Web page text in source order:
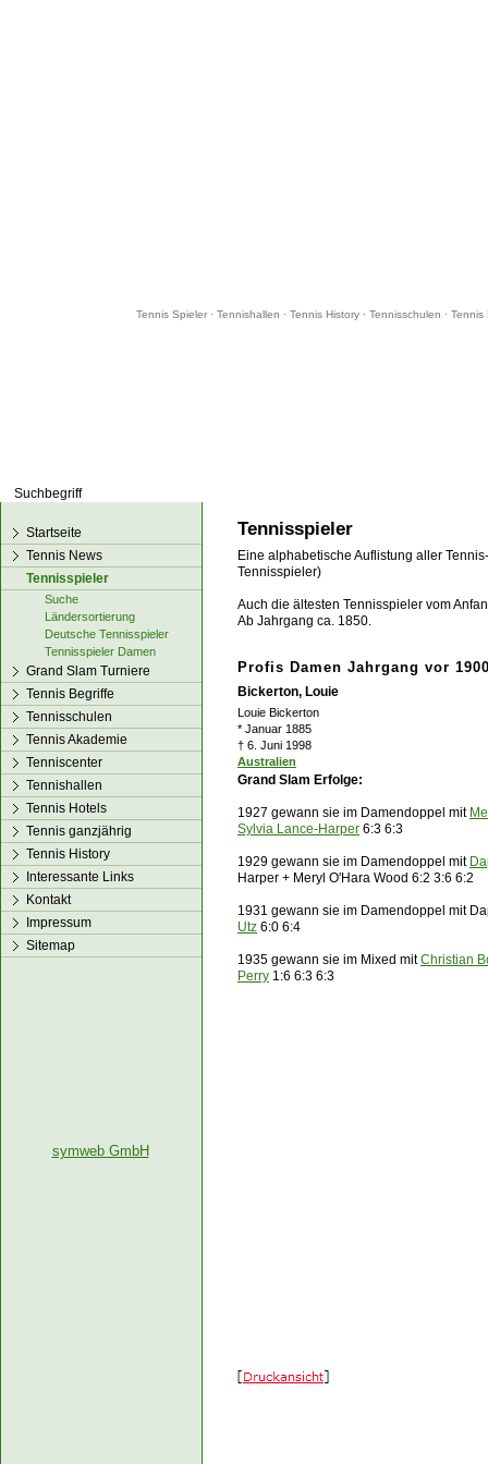
Tennis Spieler· Tennishallen · Tennis History· Tennisschulen · Tennis
Tennisspieler
Eine alphabetische Auflistung aller
Tennisspieler)
Auch die ältesten Tennisspieler vom
Ab Jahrgang ca. 1850.
Profis Damen Jahrgang vor
Bickerton, Louie
Louie Bickerton
* Januar 1885
† 6. Juni 1998
Australien
Grand Slam Erfolge:
1927 gewann sie im Damendoppel mit
Sylvia Lance-Harper 6:3 6:3
1929 gewann sie im Damendoppel mit
Harper + Meryl O'Hara Wood 6:2 3:6 6:2
1931 gewann sie im Damendoppel mit
Utz 6:0 6:4
1935 gewann sie im Mixed mitChristian
Perry 1:6 6:3 6:3
Startseite
Tennis News
Tennisspieler
Suche
Ländersortierung
Deutsche Tennisspieler
Tennisspieler Damen
Grand Slam Turniere
Tennis Begriffe
Tennisschulen
Tennis Akademie
Tenniscenter
Tennishallen
Tennis Hotels
Tennis ganzjährig
Tennis History
Interessante Links
Kontakt
Impressum
Sitemap
symweb GmbH